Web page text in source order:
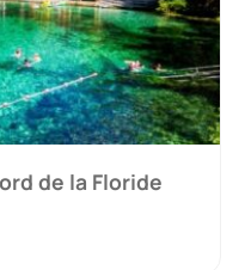
de la Floride